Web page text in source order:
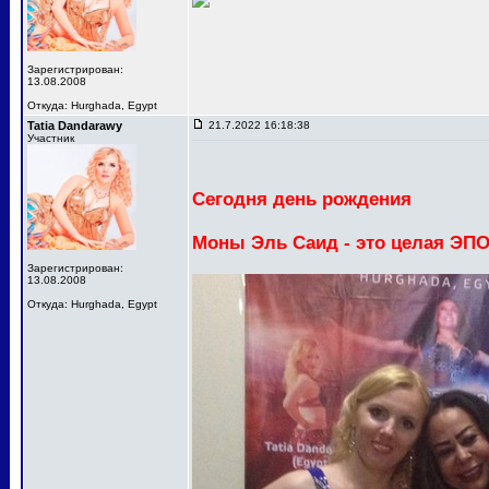
Зарегистрирован:
13.08.2008
Откуда: Hurghada, Egypt
Tatia Dandarawy
Участник
Зарегистрирован:
13.08.2008
Откуда: Hurghada, Egypt
21.7.2022 16:18:38
Сегодня день рождения
Моны Эль Саид - это целая